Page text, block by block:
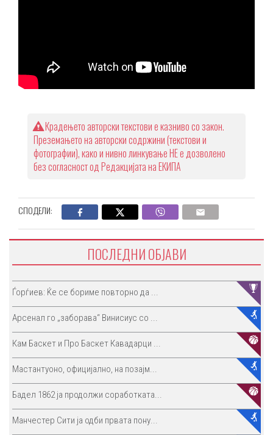
Крадењето авторски текстови е казниво со закон.
Преземањето на авторски содржини (текстови и
фотографии), како и нивно линкување НЕ е дозволено
без согласност од Редакцијата на ЕКИПА
СПОДЕЛИ:
ПОСЛЕДНИ ОБЈАВИ
Ѓорѓиев: Ќе се бориме повторно да ...
Арсенал го „заборава“ Винисиус со ...
Кам Баскет и Про Баскет Кавадарци ...
Мастантуоно, официјално, на позајм...
Бадел 1862 ја продолжи соработката...
Манчестер Сити ја одби првата пону...